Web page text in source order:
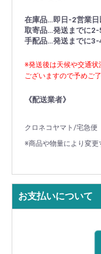
在庫品…即日-2営業日
取寄品…発送までに2-
手配品…発送までに3-
※発送後は天候や交通
ございますので予めご了
《配送業者》
クロネコヤマト/宅急便
※商品や物量により変更
お支払いについて